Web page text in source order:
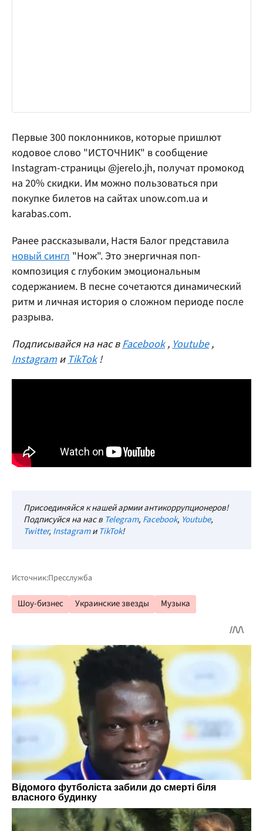
Первые 300 поклонников, которые пришлют
кодовое слово "ИСТОЧНИК" в сообщение
Instagram-страницы @jerelo.jh, получат промокод
на 20% скидки. Им можно пользоваться при
покупке билетов на сайтах unow.com.ua и
karabas.com.
Ранее рассказывали, Настя Балог представила
новый сингл "Нож". Это энергичная поп-
композиция с глубоким эмоциональным
содержанием. В песне сочетаются динамический
ритм и личная история о сложном периоде после
разрыва.
Подписывайся на нас вFacebook ,Youtube ,
Instagram иTikTok !
Присоединяйся к нашей армии антикоррупционеров!
Подписуйся на нас в Telegram, Facebook, Youtube,
Twitter, InstagramиTikTok!
Источник:Пресслужба
Шоу-бизнес Украинские звезды Музыка